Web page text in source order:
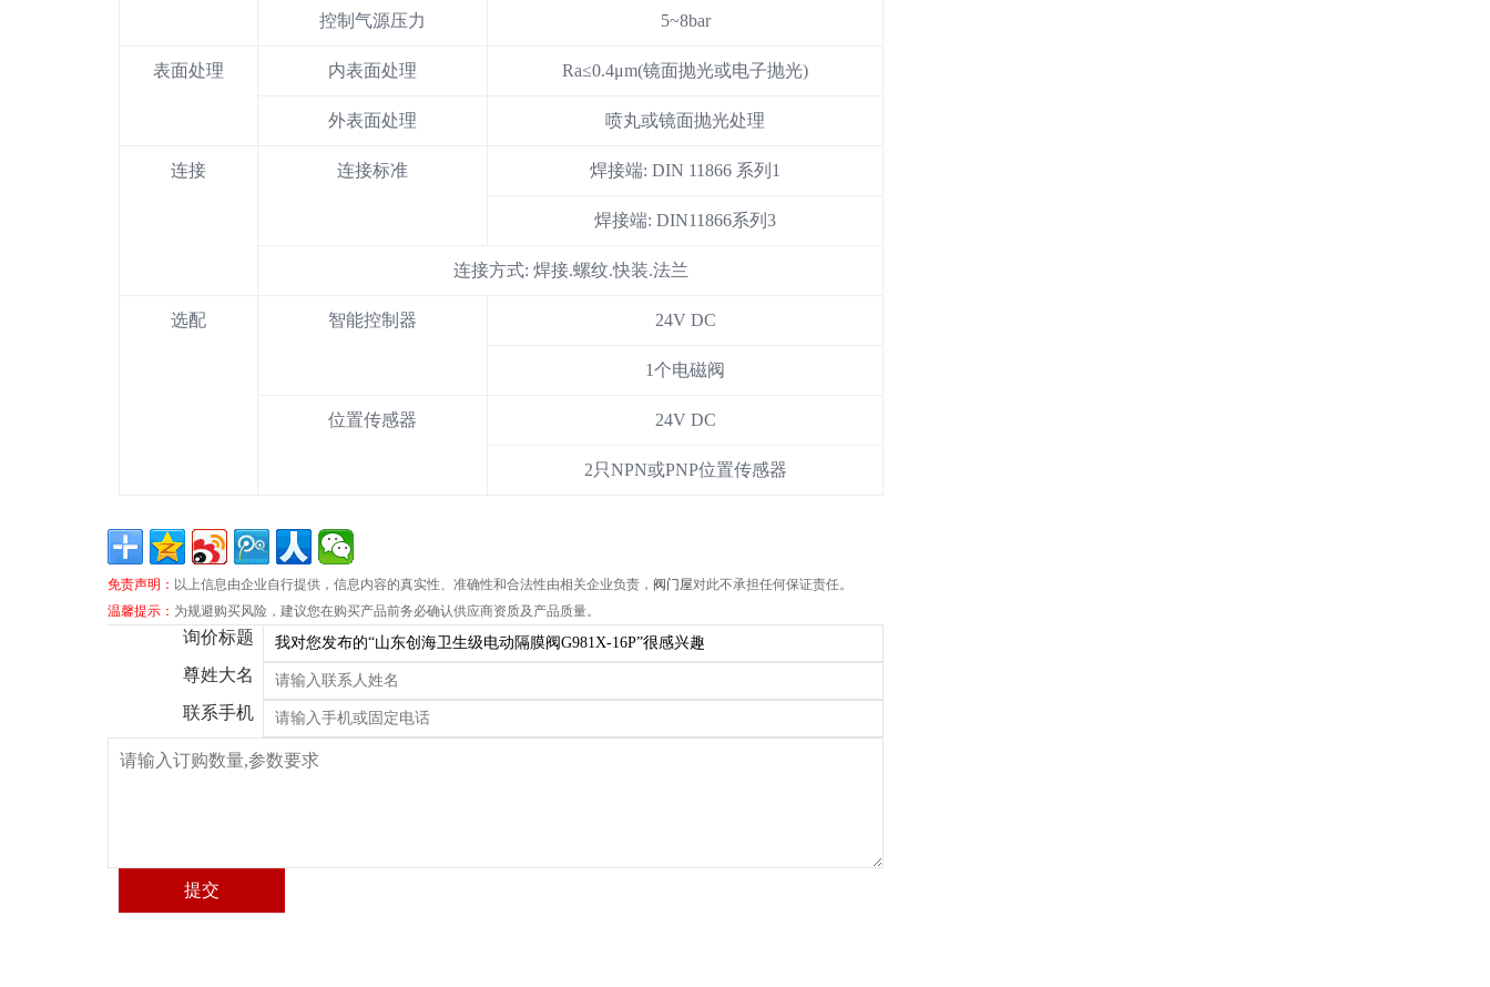
控制气源压力 5~8bar
表面处理 内表面处理 Ra≤0.4μm(镜面抛光或电子抛光)
外表面处理 喷丸或镜面抛光处理
连接 连接标准 焊接端: DIN 11866 系列1
焊接端: DIN11866系列3
连接方式: 焊接.螺纹.快装.法兰
选配 智能控制器 24V DC
1个电磁阀
位置传感器 24V DC
2只NPN或PNP位置传感器
免责声明： 以上信息由企业自行提供，信息内容的真实性、准确性和合法性由相关企业负责， 阀门屋对此不承担任何保证责任。
温馨提示： 为规避购买风险，建议您在购买产品前务必确认供应商资质及产品质量。
询价标题
尊姓大名
联系手机